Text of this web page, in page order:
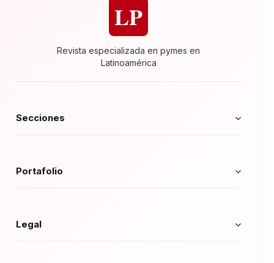
LP
Revista especializada en pymes en
Latinoamérica
Secciones
Portafolio
Legal